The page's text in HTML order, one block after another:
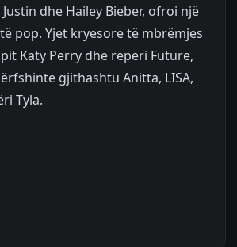
dhe Hailey Bieber, ofroi një
pop. Yjet kryesore të mbrëmjes
Katy Perry dhe reperi Future,
gjithashtu Anitta, LISA,
Tyla.